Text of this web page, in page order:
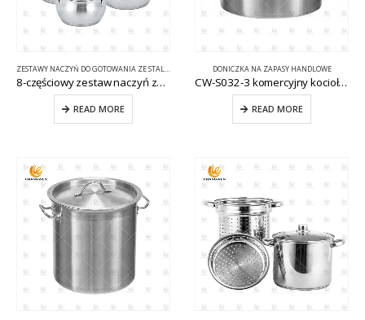
ZESTAWY NACZYŃ DO GOTOWANIA ZE STALI NIERDZEWNEJ
8-częściowy zestaw naczyń ze stali nierdzewnej ze szklaną pokrywką CW-C010
READ MORE
DONICZKA NA ZAPASY HANDLOWE
CW-S032-3 komercyjny kocioł kuchenny
READ MORE